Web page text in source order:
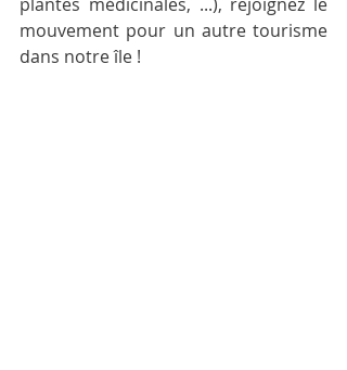
mouvement pour un autre tourisme
dans notre île !